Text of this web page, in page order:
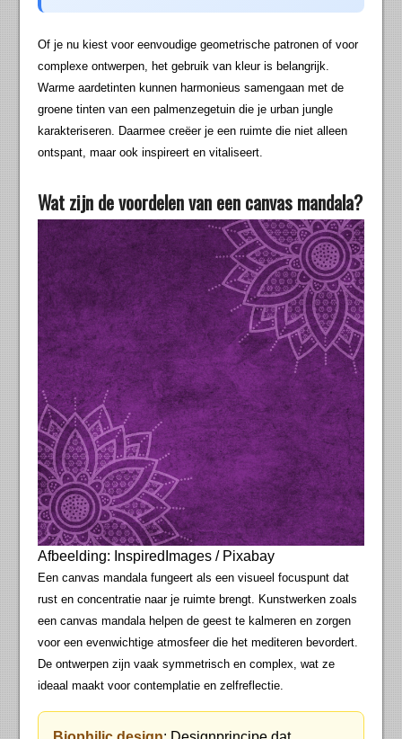
Of je nu kiest voor eenvoudige geometrische patronen of voor
complexe ontwerpen, het gebruik van kleur is belangrijk.
Warme aardetinten kunnen harmonieus samengaan met de
groene tinten van een palmenzegetuin die je urban jungle
karakteriseren. Daarmee creëer je een ruimte die niet alleen
ontspant, maar ook inspireert en vitaliseert.
Wat zijn de voordelen van een canvas mandala?
Afbeelding: InspiredImages / Pixabay
Een canvas mandala fungeert als een visueel focuspunt dat
rust en concentratie naar je ruimte brengt. Kunstwerken zoals
een canvas mandala helpen de geest te kalmeren en zorgen
voor een evenwichtige atmosfeer die het mediteren bevordert.
De ontwerpen zijn vaak symmetrisch en complex, wat ze
ideaal maakt voor contemplatie en zelfreflectie.